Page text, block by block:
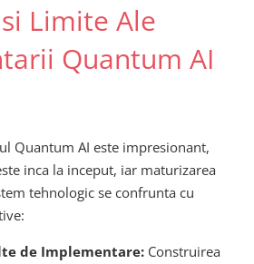
Limite Ale
Quantum AI
Quantum AI este impresionant,
inca la inceput, iar maturizarea
tehnologic se confrunta cu
de Implementare:Construirea